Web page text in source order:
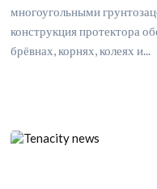
многоугольными
конструкция протектора
брёвнах, корнях, колеях и...